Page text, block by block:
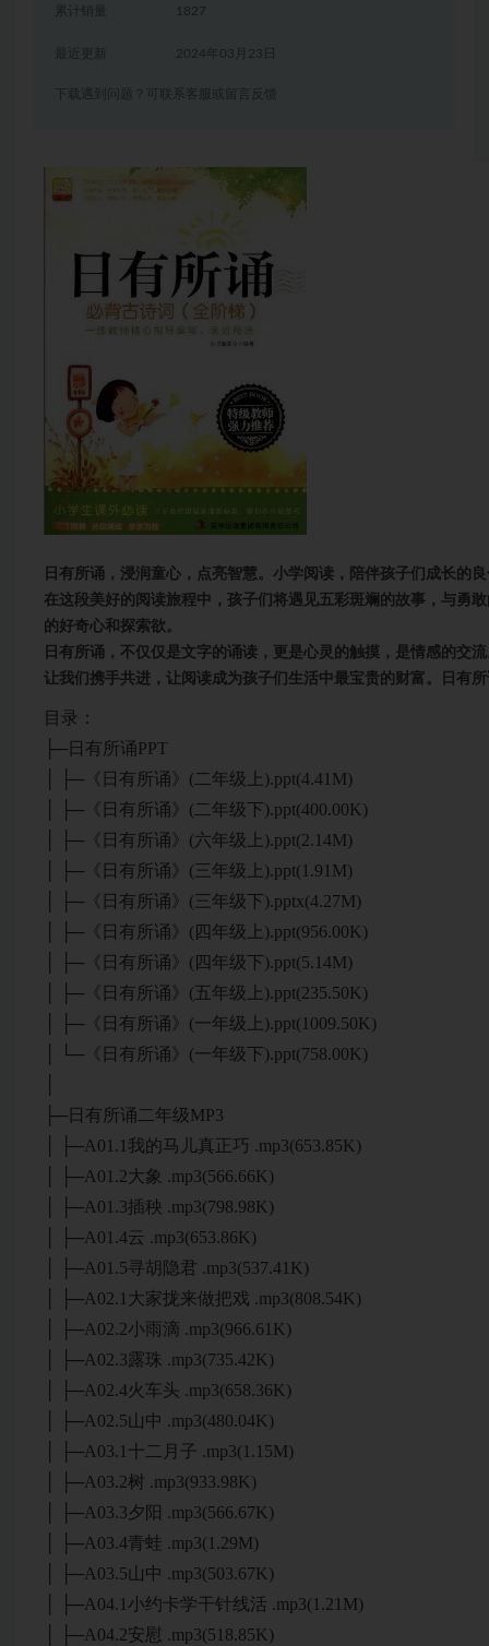
累计销量 1827
2024年03月23日
下载遇到问题？可联系客服或留言反馈
日有所诵，浸润童心，点亮智慧。小学阅读，陪伴孩子们成长的
在这段美好的阅读旅程中，孩子们将遇见五彩斑斓的故事，与勇
的好奇心和探索欲。
日有所诵，不仅仅是文字的诵读，更是心灵的触摸，是情感的交
让我们携手共进，让阅读成为孩子们生活中最宝贵的财富。日有
目录：
├─日有所诵PPT
│ ├─《日有所诵》(二年级上).ppt(4.41M)
│ ├─《日有所诵》(二年级下).ppt(400.00K)
│ ├─《日有所诵》(六年级上).ppt(2.14M)
│ ├─《日有所诵》(三年级上).ppt(1.91M)
│ ├─《日有所诵》(三年级下).pptx(4.27M)
│ ├─《日有所诵》(四年级上).ppt(956.00K)
│ ├─《日有所诵》(四年级下).ppt(5.14M)
│ ├─《日有所诵》(五年级上).ppt(235.50K)
│ ├─《日有所诵》(一年级上).ppt(1009.50K)
│ └─《日有所诵》(一年级下).ppt(758.00K)
├─日有所诵二年级MP3
│ ├─A01.1我的马儿真正巧 .mp3(653.85K)
│ ├─A01.2大象 .mp3(566.66K)
│ ├─A01.3插秧 .mp3(798.98K)
│ ├─A01.4云 .mp3(653.86K)
│ ├─A01.5寻胡隐君 .mp3(537.41K)
│ ├─A02.1大家拢来做把戏 .mp3(808.54K)
│ ├─A02.2小雨滴 .mp3(966.61K)
│ ├─A02.3露珠 .mp3(735.42K)
│ ├─A02.4火车头 .mp3(658.36K)
│ ├─A02.5山中 .mp3(480.04K)
│ ├─A03.1十二月子 .mp3(1.15M)
│ ├─A03.2树 .mp3(933.98K)
│ ├─A03.3夕阳 .mp3(566.67K)
│ ├─A03.4青蛙 .mp3(1.29M)
│ ├─A03.5山中 .mp3(503.67K)
│ ├─A04.1小约卡学干针线活 .mp3(1.21M)
│ ├─A04.2安慰 .mp3(518.85K)